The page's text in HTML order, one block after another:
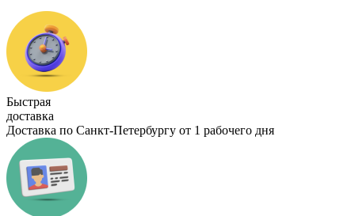
Быстрая
доставка
Доставка по Санкт-Петербургу от 1 рабочего дня